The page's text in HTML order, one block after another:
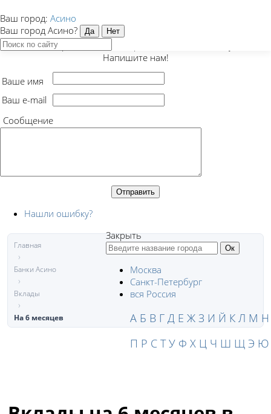
Есть предложение, вопрос или нашли ошибку?
Напишите нам!
Ваше имя
Ваш e-mail
Сообщение
Нашли ошибку?
Ваш город: Асино
Ваш город Асино?
Закрыть
Москва
Санкт-Петербург
вся Россия
А Б В Г Д Е Ж З И Й К Л М Н
П Р С Т У Ф Х Ц Ч Ш Щ Э Ю
Главная
Банки Асино
Вклады
На 6 месяцев